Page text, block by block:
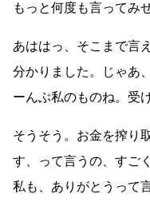
もっと何度も言ってみ
あははっ、そこまで言
分かりました。じゃあ
ーんぶ私のものね。受
そうそう。お金を搾り
す、って言うの、すご
私も、ありがとうって